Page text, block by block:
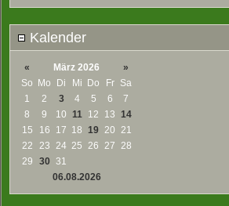
Kalender
« März 2026
»
So Mo Di Mi Do Fr
Sa
1
2 3 4 5 6
7
8
9 10 11 12 13 14
15
16 17 18 19 20 21
22
23 24 25 26 27 28
29
30 31
06.08.2026